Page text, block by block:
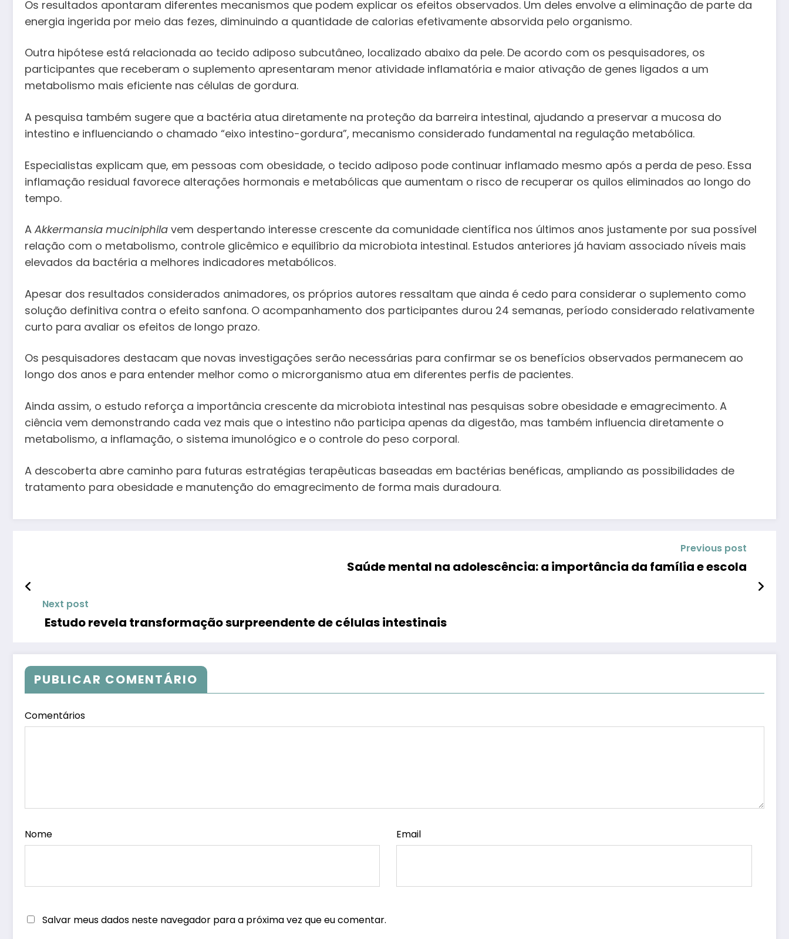
Os resultados apontaram diferentes mecanismos que podem explicar os efeitos observados. Um deles envolve a eliminação de parte da
energia ingerida por meio das fezes, diminuindo a quantidade de calorias efetivamente absorvida pelo organismo.
Outra hipótese está relacionada ao tecido adiposo subcutâneo, localizado abaixo da pele. De acordo com os pesquisadores, os
participantes que receberam o suplemento apresentaram menor atividade inflamatória e maior ativação de genes ligados a um
metabolismo mais eficiente nas células de gordura.
A pesquisa também sugere que a bactéria atua diretamente na proteção da barreira intestinal, ajudando a preservar a mucosa do
intestino e influenciando o chamado “eixo intestino-gordura”, mecanismo considerado fundamental na regulação metabólica.
Especialistas explicam que, em pessoas com obesidade, o tecido adiposo pode continuar inflamado mesmo após a perda de peso. Essa
inflamação residual favorece alterações hormonais e metabólicas que aumentam o risco de recuperar os quilos eliminados ao longo do
tempo.
A Akkermansia muciniphila vem despertando interesse crescente da comunidade científica nos últimos anos justamente por sua possível
relação com o metabolismo, controle glicêmico e equilíbrio da microbiota intestinal. Estudos anteriores já haviam associado níveis mais
elevados da bactéria a melhores indicadores metabólicos.
Apesar dos resultados considerados animadores, os próprios autores ressaltam que ainda é cedo para considerar o suplemento como
solução definitiva contra o efeito sanfona. O acompanhamento dos participantes durou 24 semanas, período considerado relativamente
curto para avaliar os efeitos de longo prazo.
Os pesquisadores destacam que novas investigações serão necessárias para confirmar se os benefícios observados permanecem ao
longo dos anos e para entender melhor como o microrganismo atua em diferentes perfis de pacientes.
Ainda assim, o estudo reforça a importância crescente da microbiota intestinal nas pesquisas sobre obesidade e emagrecimento. A
ciência vem demonstrando cada vez mais que o intestino não participa apenas da digestão, mas também influencia diretamente o
metabolismo, a inflamação, o sistema imunológico e o controle do peso corporal.
A descoberta abre caminho para futuras estratégias terapêuticas baseadas em bactérias benéficas, ampliando as possibilidades de
tratamento para obesidade e manutenção do emagrecimento de forma mais duradoura.
Previous post
Saúde mental na adolescência: a importância da família e escola
Next post
Estudo revela transformação surpreendente de células intestinais
PUBLICAR COMENTÁRIO
Comentários
Nome Email
Salvar meus dados neste navegador para a próxima vez que eu comentar.